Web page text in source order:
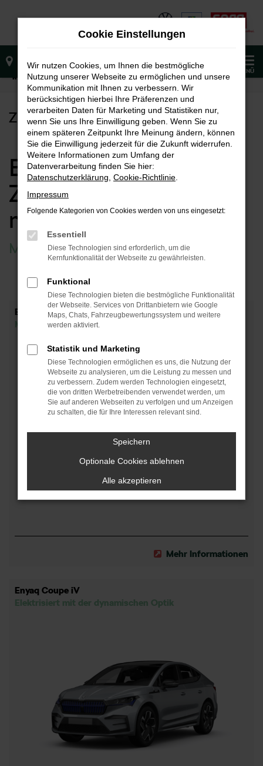
Zum
MENÜ
Startseite Zubehörbestellung
ZUBEHÖRBESTELLUNG
Bestellen Sie jetzt
Zubehör für Ihren
neuen Škoda
MODELLAUSWAHL
Enyaq iV
Meisterwerk unter den SUVs
Mehr Informationen
Enyaq Coupe iV
Elektrisiert mit der dynamischen Optik
Cookie Einstellungen
Wir nutzen Cookies, um Ihnen die bestmögliche
Nutzung unserer Webseite zu ermöglichen und unsere
Kommunikation mit Ihnen zu verbessern. Wir
berücksichtigen hierbei Ihre Präferenzen und
verarbeiten Daten für Marketing und Statistiken nur,
wenn Sie uns Ihre Einwilligung geben. Wenn Sie zu
einem späteren Zeitpunkt Ihre Meinung ändern, können
Sie die Einwilligung jederzeit für die Zukunft widerrufen.
Weitere Informationen zum Umfang der
Datenverarbeitung finden Sie hier:
Datenschutzerklärung Cookie-Richtlinie
Impressum
Folgende Kategorien von Cookies werden von uns eingesetzt:
Essentiell
Diese Technologien sind erforderlich, um die
Kernfunktionalität der Webseite zu gewährleisten.
Funktional
Diese Technologien bieten die bestmögliche Funktionalität
der Webseite. Services von Drittanbietern wie Google
Maps, Chats, Fahrzeugbewertungssystem und weitere
werden aktiviert.
Statistik und Marketing
Diese Technologien ermöglichen es uns, die Nutzung der
Webseite zu analysieren, um die Leistung zu messen und
zu verbessern. Zudem werden Technologien eingesetzt,
die von dritten Werbetreibenden verwendet werden, um
Sie auf anderen Webseiten zu verfolgen und um Anzeigen
zu schalten, die für Ihre Interessen relevant sind.
Speichern
Optionale Cookies ablehnen
Alle akzeptieren